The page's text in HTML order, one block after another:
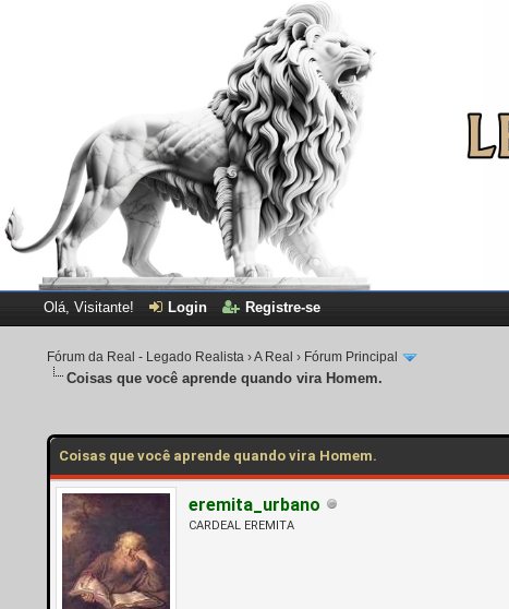
Olá, Visitante! Login Registre-se
Fórum da Real - Legado Realista ›A Real › Fórum Principal
Coisas que você aprende quando vira Homem.
Coisas que você aprende quando vira Homem.
eremita_urbano
CARDEAL EREMITA